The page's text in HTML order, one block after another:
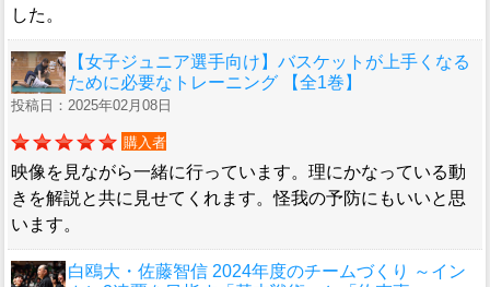
した。
【女子ジュニア選手向け】バスケットが上手くなる
ために必要なトレーニング 【全1巻】
投稿日：2025年02月08日
購入者
映像を見ながら一緒に行っています。理にかなっている動
きを解説と共に見せてくれます。怪我の予防にもいいと思
います。
白鴎大・佐藤智信 2024年度のチームづくり ～イン